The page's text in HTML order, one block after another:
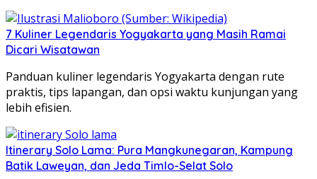
7 Kuliner Legendaris Yogyakarta yang Masih Ramai
Dicari Wisatawan
Panduan kuliner legendaris Yogyakarta dengan rute
praktis, tips lapangan, dan opsi waktu kunjungan yang
lebih efisien.
Itinerary Solo Lama: Pura Mangkunegaran, Kampung
Batik Laweyan, dan Jeda Timlo-Selat Solo